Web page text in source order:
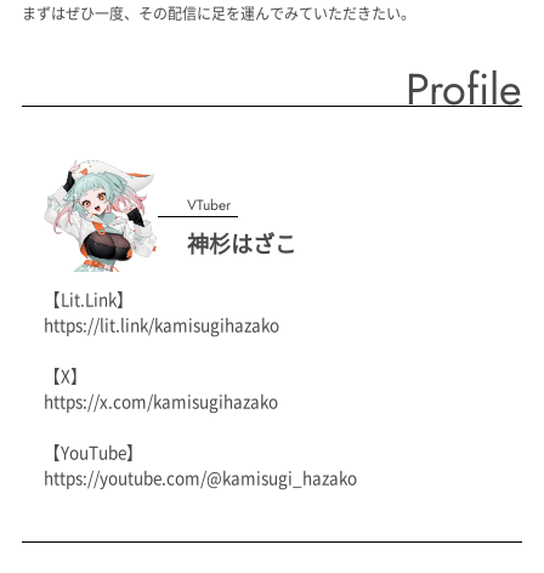
まずはぜひ一度、その配信に足を運んでみていただきたい。
Profile
VTuber
神杉はざこ
【Lit.Link】
https://lit.link/kamisugihazako
【X】
https://x.com/kamisugihazako
【YouTube】
https://youtube.com/@kamisugi_hazako